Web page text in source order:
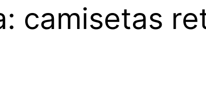
camisetas